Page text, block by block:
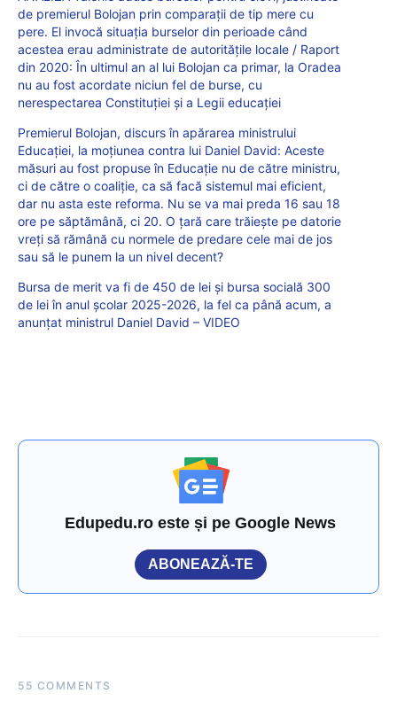
de premierul Bolojan prin comparații de tip mere cu
pere. El invocă situația burselor din perioade când
acestea erau administrate de autoritățile locale / Raport
din 2020: În ultimul an al lui Bolojan ca primar, la Oradea
nu au fost acordate niciun fel de burse, cu
nerespectarea Constituției și a Legii educației
Premierul Bolojan, discurs în apărarea ministrului
Educației, la moțiunea contra lui Daniel David: Aceste
măsuri au fost propuse în Educație nu de către ministru,
ci de către o coaliție, ca să facă sistemul mai eficient,
dar nu asta este reforma. Nu se va mai preda 16 sau 18
ore pe săptămână, ci 20. O țară care trăiește pe datorie
vreți să rămână cu normele de predare cele mai de jos
sau să le punem la un nivel decent?
Bursa de merit va fi de 450 de lei și bursa socială 300
de lei în anul școlar 2025-2026, la fel ca până acum, a
anunțat ministrul Daniel David – VIDEO
Edupedu.ro este și pe Google News
ABONEAZĂ-TE
55 COMMENTS